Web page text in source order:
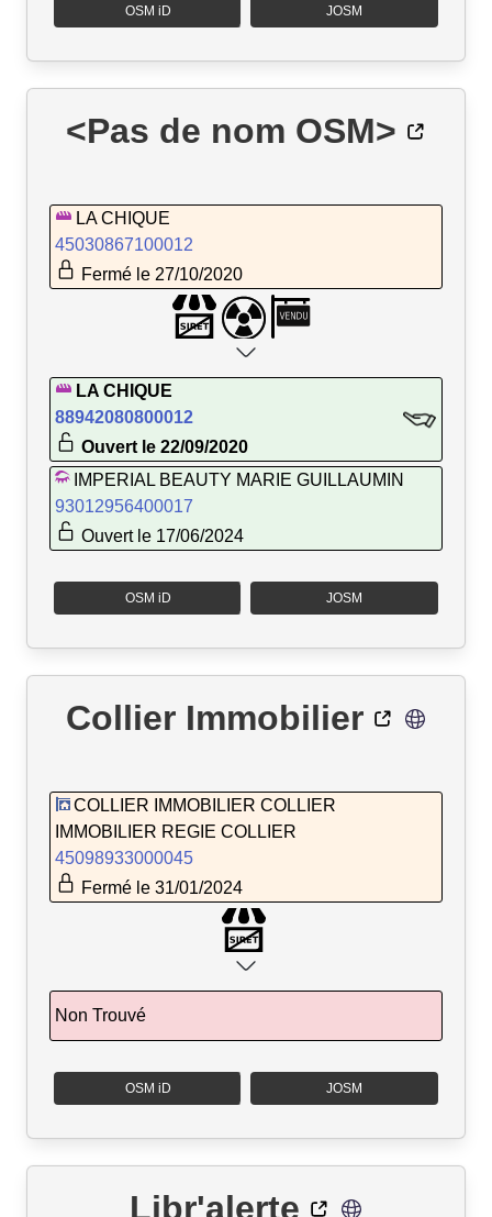
OSM iD JOSM
<Pas de nom OSM>
LA CHIQUE
45030867100012
Fermé le 27/10/2020
LA CHIQUE
88942080800012
Ouvert le 22/09/2020
IMPERIAL BEAUTY MARIE GUILLAUMIN
93012956400017
Ouvert le 17/06/2024
OSM iD JOSM
Collier Immobilier
COLLIER IMMOBILIER COLLIER
IMMOBILIER REGIE COLLIER
45098933000045
Fermé le 31/01/2024
Non Trouvé
OSM iD JOSM
Libr'alerte